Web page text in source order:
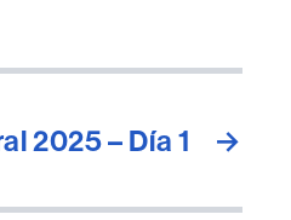
→
2025 – Día 1